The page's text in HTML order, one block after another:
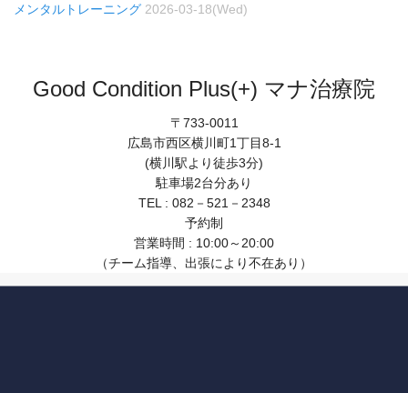
メンタルトレーニング 2026-03-18(Wed)
Good Condition Plus(+) マナ治療院
〒733-0011
広島市西区横川町1丁目8-1
(横川駅より徒歩3分)
駐車場2台分あり
TEL : 082－521－2348
予約制
営業時間 : 10:00～20:00
（チーム指導、出張により不在あり）